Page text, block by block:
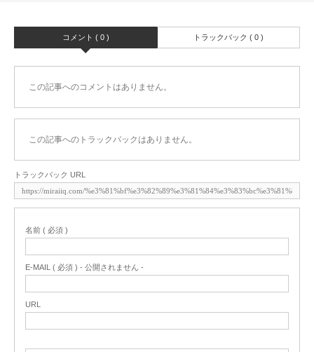
コメント ( 0 ) トラックバック ( 0 )
この記事へのコメントはありません。
この記事へのトラックバックはありません。
トラックバック URL
名前 ( 必須 )
E-MAIL ( 必須 ) - 公開されません -
URL